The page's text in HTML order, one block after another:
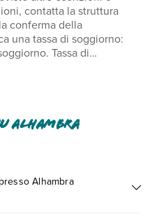
contatta la struttura
conferma della
una tassa di soggiorno:
Tassa di
e soggetto a
elenco non sia
non includere le
19:00.Nelle camere
Alhambra
Alhambra